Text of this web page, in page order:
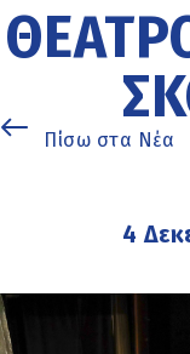
Πίσω στα Νέα
4